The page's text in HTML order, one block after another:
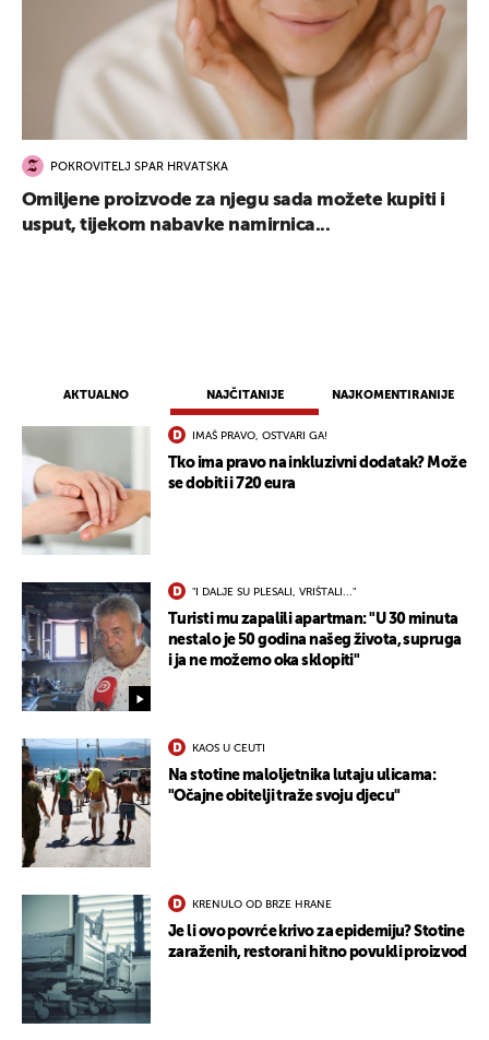
AKTUALNO NAJČITANIJE NAJKOMENTIRANIJE
IMAŠ PRAVO, OSTVARI GA!
Tko ima pravo na inkluzivni dodatak? Može
se dobiti i 720 eura
"I DALJE SU PLESALI, VRIŠTALI..."
Turisti mu zapalili apartman: "U 30 minuta
nestalo je 50 godina našeg života, supruga
i ja ne možemo oka sklopiti"
KAOS U CEUTI
Na stotine maloljetnika lutaju ulicama:
"Očajne obitelji traže svoju djecu"
KRENULO OD BRZE HRANE
Je li ovo povrće krivo za epidemiju? Stotine
zaraženih, restorani hitno povukli proizvod
POKROVITELJ SPAR HRVATSKA
Omiljene proizvode za njegu sada možete kupiti i
usput, tijekom nabavke namirnica...